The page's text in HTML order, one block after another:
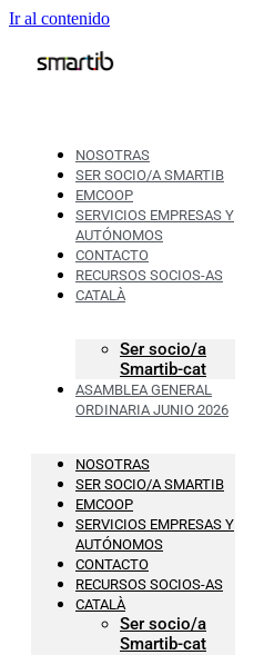
Ir al contenido
NOSOTRAS
SER SOCIO/A SMARTIB
EMCOOP
SERVICIOS EMPRESAS Y
AUTÓNOMOS
CONTACTO
RECURSOS SOCIOS-AS
CATALÀ
Ser socio/a
Smartib-cat
ASAMBLEA GENERAL
ORDINARIA JUNIO 2026
NOSOTRAS
SER SOCIO/A SMARTIB
EMCOOP
SERVICIOS EMPRESAS Y
AUTÓNOMOS
CONTACTO
RECURSOS SOCIOS-AS
CATALÀ
Ser socio/a
Smartib-cat